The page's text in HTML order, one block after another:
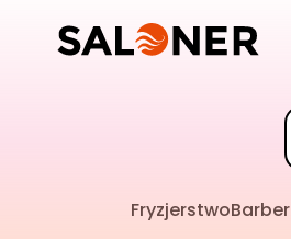
FryzjerstwoBarber